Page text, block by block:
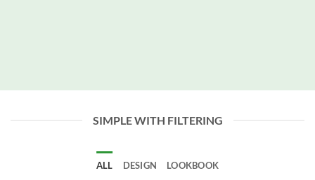
SIMPLE WITH FILTERING
ALL DESIGN LOOKBOOK